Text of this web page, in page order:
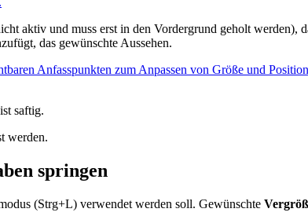
aktiv und muss erst in den Vordergrund geholt werden),
das gewünschte Aussehen.
saftig.
werden.
springen
(Strg+L) verwendet werden soll. Gewünschte